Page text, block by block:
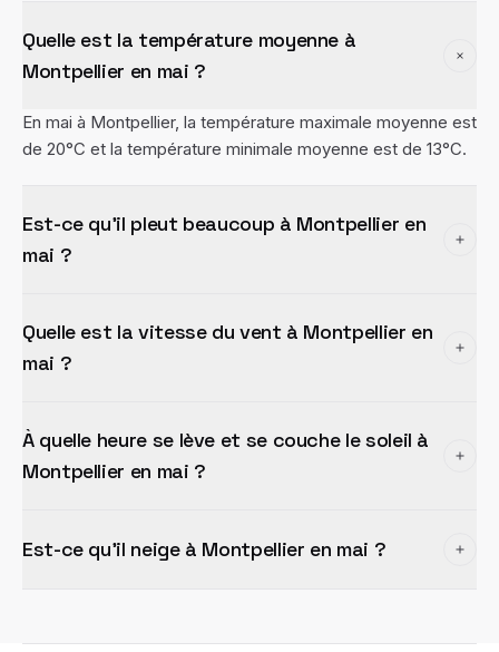
Quelle est la température moyenne à
Montpellier en mai ?
En mai à Montpellier, la température maximale moyenne est
de 20°C et la température minimale moyenne est de 13°C.
Est-ce qu'il pleut beaucoup à Montpellier en
mai ?
Quelle est la vitesse du vent à Montpellier en
mai ?
À quelle heure se lève et se couche le soleil à
Montpellier en mai ?
Est-ce qu'il neige à Montpellier en mai ?